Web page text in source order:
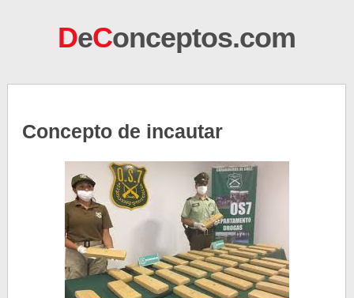
DeConceptos.com
Concepto de incautar